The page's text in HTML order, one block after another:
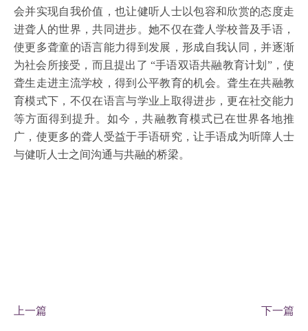
会并实现自我价值，也让健听人士以包容和欣赏的态度走
进聋人的世界，共同进步。她不仅在聋人学校普及手语，
使更多聋童的语言能力得到发展，形成自我认同，并逐渐
为社会所接受，而且提出了 “手语双语共融教育计划”，使
聋生走进主流学校，得到公平教育的机会。聋生在共融教
育模式下，不仅在语言与学业上取得进步，更在社交能力
等方面得到提升。如今，共融教育模式已在世界各地推
广，使更多的聋人受益于手语研究，让手语成为听障人士
与健听人士之间沟通与共融的桥梁。
上一篇 下一篇